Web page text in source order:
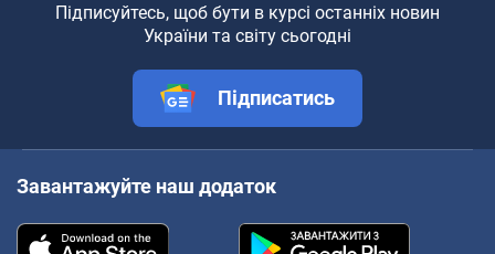
Підписуйтесь, щоб бути в курсі останніх новин
України та світу сьогодні
Підписатись
Завантажуйте наш додаток